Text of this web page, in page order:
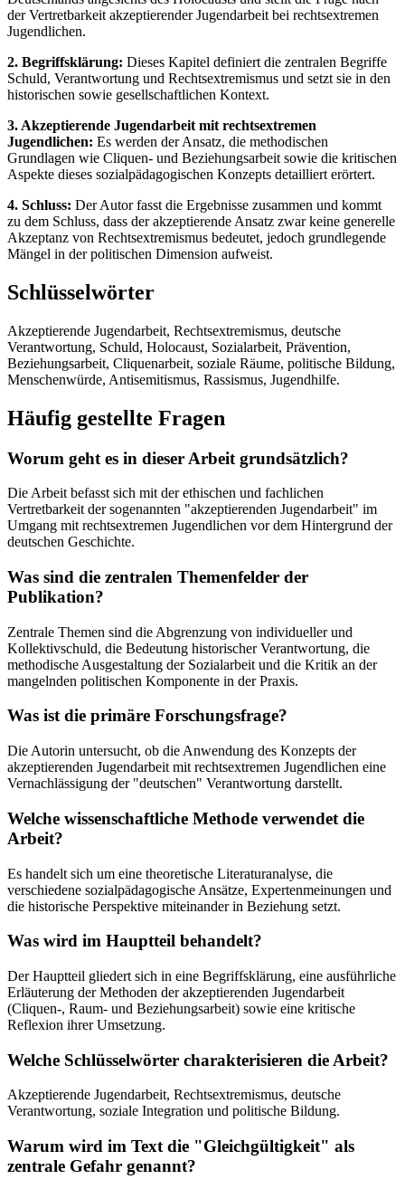
der Vertretbarkeit akzeptierender Jugendarbeit bei rechtsextremen
Jugendlichen.
2. Begriffsklärung: Dieses Kapitel definiert die zentralen Begriffe
Schuld, Verantwortung und Rechtsextremismus und setzt sie in den
historischen sowie gesellschaftlichen Kontext.
3. Akzeptierende Jugendarbeit mit rechtsextremen
Jugendlichen: Es werden der Ansatz, die methodischen
Grundlagen wie Cliquen- und Beziehungsarbeit sowie die kritischen
Aspekte dieses sozialpädagogischen Konzepts detailliert erörtert.
4. Schluss: Der Autor fasst die Ergebnisse zusammen und kommt
zu dem Schluss, dass der akzeptierende Ansatz zwar keine generelle
Akzeptanz von Rechtsextremismus bedeutet, jedoch grundlegende
Mängel in der politischen Dimension aufweist.
Schlüsselwörter
Akzeptierende Jugendarbeit, Rechtsextremismus, deutsche
Verantwortung, Schuld, Holocaust, Sozialarbeit, Prävention,
Beziehungsarbeit, Cliquenarbeit, soziale Räume, politische Bildung,
Menschenwürde, Antisemitismus, Rassismus, Jugendhilfe.
Häufig gestellte Fragen
Worum geht es in dieser Arbeit grundsätzlich?
Die Arbeit befasst sich mit der ethischen und fachlichen
Vertretbarkeit der sogenannten "akzeptierenden Jugendarbeit" im
Umgang mit rechtsextremen Jugendlichen vor dem Hintergrund der
deutschen Geschichte.
Was sind die zentralen Themenfelder der
Publikation?
Zentrale Themen sind die Abgrenzung von individueller und
Kollektivschuld, die Bedeutung historischer Verantwortung, die
methodische Ausgestaltung der Sozialarbeit und die Kritik an der
mangelnden politischen Komponente in der Praxis.
Was ist die primäre Forschungsfrage?
Die Autorin untersucht, ob die Anwendung des Konzepts der
akzeptierenden Jugendarbeit mit rechtsextremen Jugendlichen eine
Vernachlässigung der "deutschen" Verantwortung darstellt.
Welche wissenschaftliche Methode verwendet die
Arbeit?
Es handelt sich um eine theoretische Literaturanalyse, die
verschiedene sozialpädagogische Ansätze, Expertenmeinungen und
die historische Perspektive miteinander in Beziehung setzt.
Was wird im Hauptteil behandelt?
Der Hauptteil gliedert sich in eine Begriffsklärung, eine ausführliche
Erläuterung der Methoden der akzeptierenden Jugendarbeit
(Cliquen-, Raum- und Beziehungsarbeit) sowie eine kritische
Reflexion ihrer Umsetzung.
Welche Schlüsselwörter charakterisieren die Arbeit?
Akzeptierende Jugendarbeit, Rechtsextremismus, deutsche
Verantwortung, soziale Integration und politische Bildung.
Warum wird im Text die "Gleichgültigkeit" als
zentrale Gefahr genannt?